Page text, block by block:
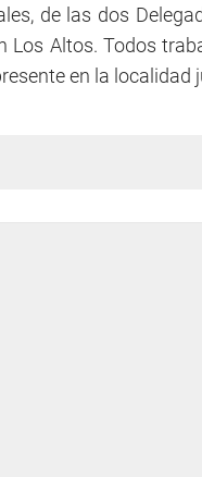
de las dos
Los Altos. Todos
en la localidad